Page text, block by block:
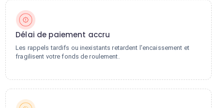
Délai de paiement accru
Les rappels tardifs ou inexistants retardent l'encaissement et
fragilisent votre fonds de roulement.